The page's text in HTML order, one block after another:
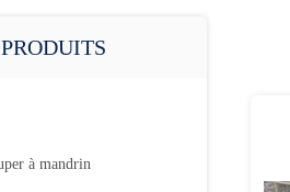
à mandrin